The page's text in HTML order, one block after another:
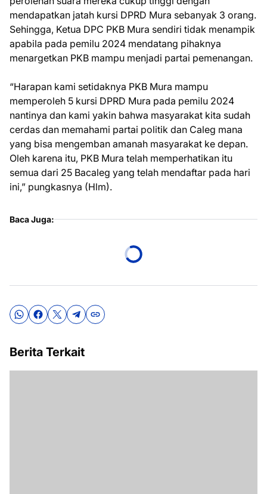
mendapatkan jatah kursi DPRD Mura sebanyak 3 orang.
Sehingga, Ketua DPC PKB Mura sendiri tidak menampik
apabila pada pemilu 2024 mendatang pihaknya
menargetkan PKB mampu menjadi partai pemenangan.
“Harapan kami setidaknya PKB Mura mampu
memperoleh 5 kursi DPRD Mura pada pemilu 2024
nantinya dan kami yakin bahwa masyarakat kita sudah
cerdas dan memahami partai politik dan Caleg mana
yang bisa mengemban amanah masyarakat ke depan.
Oleh karena itu, PKB Mura telah memperhatikan itu
semua dari 25 Bacaleg yang telah mendaftar pada hari
ini,” pungkasnya (Hlm).
Baca Juga:
Berita Terkait